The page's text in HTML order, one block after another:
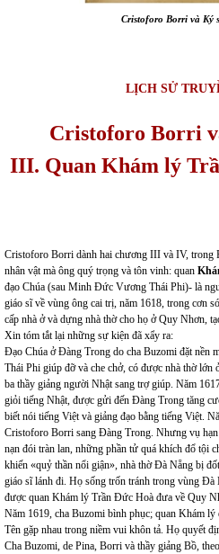
Cristoforo Borri và Ký s
LỊCH SỬ
Cristoforo Borri
III. Quan Khám lý
Cristoforo Borri dành hai chương III và IV, trong
nhân vật mà ông quý trọng và tôn vinh: quan
đạo Chúa (sau Minh Đức Vương Thái Phi)- là
giáo sĩ về vùng ông cai trị, năm 1618, trong cơn
cấp nhà ở và dựng nhà thờ cho họ ở Quy Nhơn,
Xin tóm tắt lại những sự kiện đã xẩy ra:
Đạo Chúa ở Đàng Trong do cha Buzomi đặt
Thái Phi giúp đỡ và che chở, có được nhà thờ
ba thầy giảng người Nhật sang trợ giúp. Năm
giỏi tiếng Nhật, được gửi đến Đàng Trong tăng
biết nói tiếng Việt và giảng đạo bằng tiếng Việt.
Cristoforo Borri sang Đàng Trong. Nhưng vụ hạn
nạn đói tràn lan, những phần tử quá khích đổ tội
khiến «quỷ thần nổi giận», nhà thờ Đà Nẵng bị
giáo sĩ lánh đi. Họ sống trốn tránh trong vùng
được quan Khám lý Trần Đức Hoà đưa về Quy
Năm 1619, cha Buzomi bình phục; quan Khám
Tên gặp nhau trong niềm vui khôn tả. Họ quyết
Cha Buzomi, de Pina, Borri và thầy giảng Bồ,